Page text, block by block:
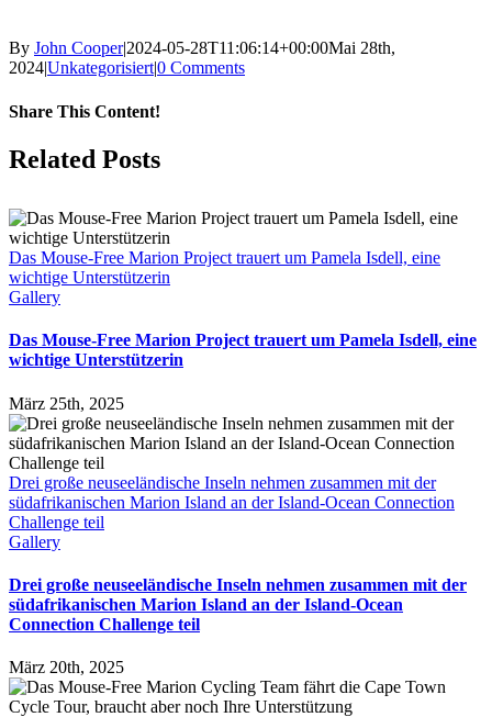
By John Cooper|2024-05-28T11:06:14+00:00Mai 28th,
2024|Unkategorisiert|0 Comments
Share This Content!
Facebook
X
LinkedIn
WhatsApp
Tumblr
Pinterest
Email
Related Posts
Das Mouse-Free Marion Project trauert um Pamela Isdell, eine
wichtige Unterstützerin
Gallery
Das Mouse-Free Marion Project trauert um Pamela Isdell, eine
wichtige Unterstützerin
März 25th, 2025
Drei große neuseeländische Inseln nehmen zusammen mit der
südafrikanischen Marion Island an der Island-Ocean Connection
Challenge teil
Gallery
Drei große neuseeländische Inseln nehmen zusammen mit der
südafrikanischen Marion Island an der Island-Ocean
Connection Challenge teil
März 20th, 2025